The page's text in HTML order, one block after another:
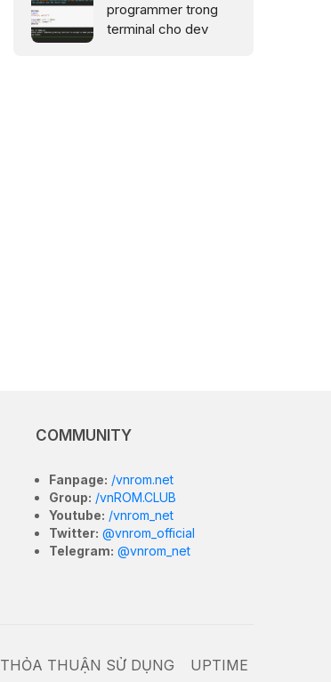
programmer trong
terminal cho dev
COMMUNITY
Fanpage: /vnrom.net
Group: /vnROM.CLUB
Youtube: /vnrom_net
Twitter: @vnrom_official
Telegram: @vnrom_net
THỎA THUẬN SỬ DỤNG UPTIME